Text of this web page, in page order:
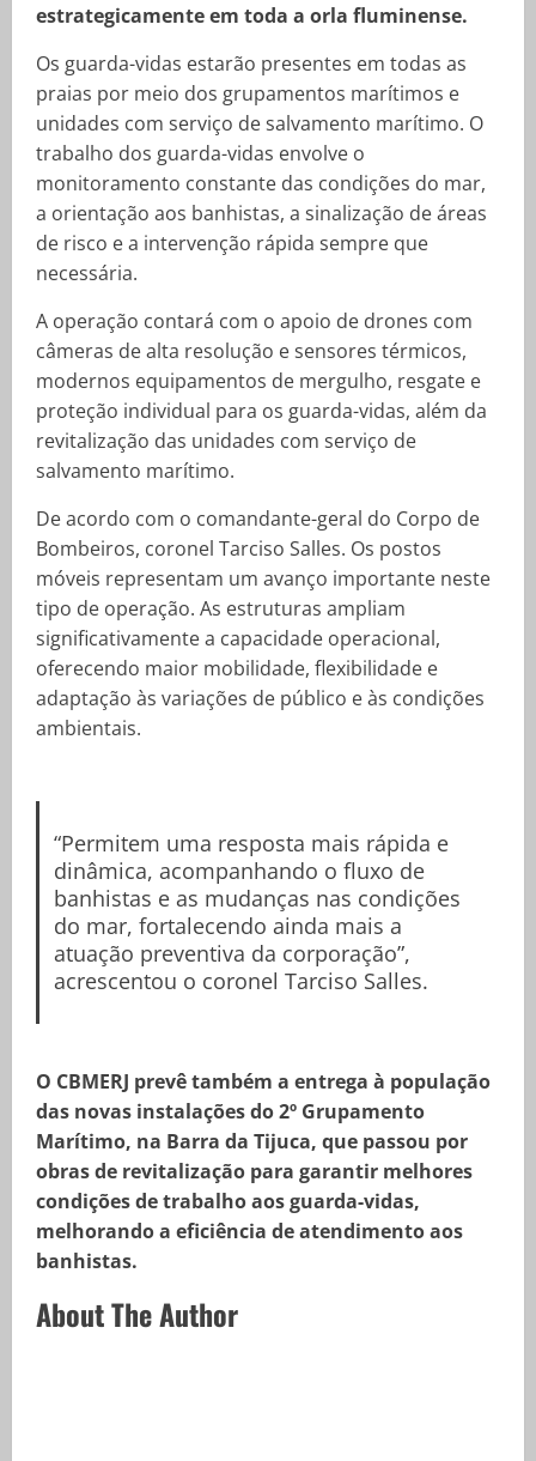
estrategicamente em toda a orla fluminense.
Os guarda-vidas estarão presentes em todas as
praias por meio dos grupamentos marítimos e
unidades com serviço de salvamento marítimo. O
trabalho dos guarda-vidas envolve o
monitoramento constante das condições do mar,
a orientação aos banhistas, a sinalização de áreas
de risco e a intervenção rápida sempre que
necessária.
A operação contará com o apoio de drones com
câmeras de alta resolução e sensores térmicos,
modernos equipamentos de mergulho, resgate e
proteção individual para os guarda-vidas, além da
revitalização das unidades com serviço de
salvamento marítimo.
De acordo com o comandante-geral do Corpo de
Bombeiros, coronel Tarciso Salles. Os postos
móveis representam um avanço importante neste
tipo de operação. As estruturas ampliam
significativamente a capacidade operacional,
oferecendo maior mobilidade, flexibilidade e
adaptação às variações de público e às condições
ambientais.
“Permitem uma resposta mais rápida e
dinâmica, acompanhando o fluxo de
banhistas e as mudanças nas condições
do mar, fortalecendo ainda mais a
atuação preventiva da corporação”,
acrescentou o coronel Tarciso Salles.
O CBMERJ prevê também a entrega à população
das novas instalações do 2º Grupamento
Marítimo, na Barra da Tijuca, que passou por
obras de revitalização para garantir melhores
condições de trabalho aos guarda-vidas,
melhorando a eficiência de atendimento aos
banhistas.
About The Author